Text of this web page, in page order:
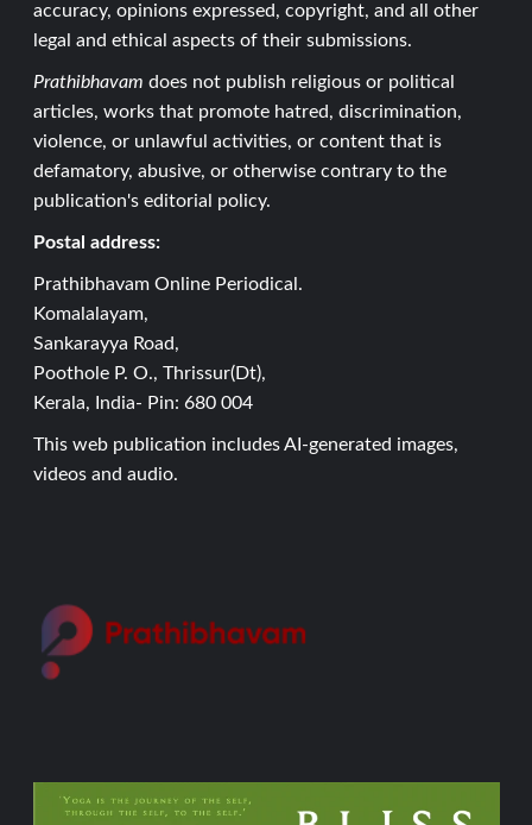
accuracy, opinions expressed, copyright, and all other
legal and ethical aspects of their submissions.
Prathibhavam does not publish religious or political
articles, works that promote hatred, discrimination,
violence, or unlawful activities, or content that is
defamatory, abusive, or otherwise contrary to the
publication's editorial policy.
Postal address:
Prathibhavam Online Periodical.
Komalalayam,
Sankarayya Road,
Poothole P. O., Thrissur(Dt),
Kerala, India- Pin: 680 004
This web publication includes AI-generated images,
videos and audio.